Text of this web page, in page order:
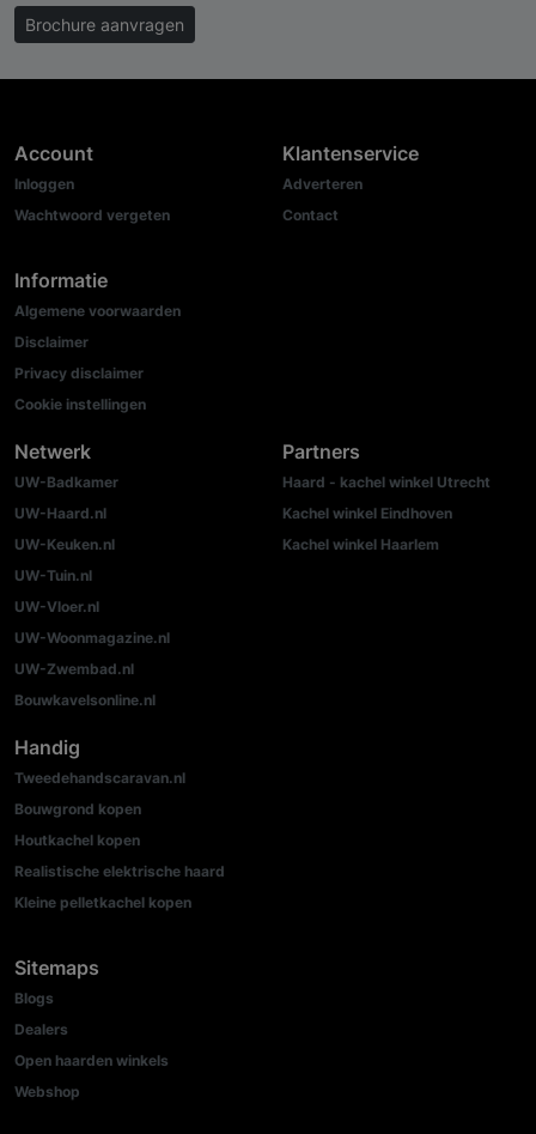
Brochure aanvragen
Account
Inloggen
Wachtwoord vergeten
Informatie
Algemene voorwaarden
Disclaimer
Privacy disclaimer
Cookie instellingen
Klantenservice
Adverteren
Contact
Netwerk
UW-Badkamer
UW-Haard.nl
UW-Keuken.nl
UW-Tuin.nl
UW-Vloer.nl
UW-Woonmagazine.nl
UW-Zwembad.nl
Bouwkavelsonline.nl
Partners
Haard - kachel winkel Utrecht
Kachel winkel Eindhoven
Kachel winkel Haarlem
Handig
Tweedehandscaravan.nl
Bouwgrond kopen
Houtkachel kopen
Realistische elektrische haard
Kleine pelletkachel kopen
Sitemaps
Blogs
Dealers
Open haarden winkels
Webshop